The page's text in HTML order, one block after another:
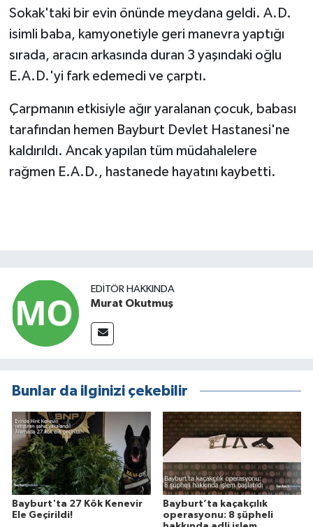
Sokak'taki bir evin önünde meydana geldi. A.D.
isimli baba, kamyonetiyle geri manevra yaptığı
sırada, aracın arkasında duran 3 yaşındaki oğlu
E.A.D.'yi fark edemedi ve çarptı.
Çarpmanın etkisiyle ağır yaralanan çocuk, babası
tarafından hemen Bayburt Devlet Hastanesi'ne
kaldırıldı. Ancak yapılan tüm müdahalelere
rağmen E.A.D., hastanede hayatını kaybetti.
EDITÖR HAKKINDA
Murat Okutmuş
Bunlar da ilginizi çekebilir
Bayburt'ta 27 Kök Kenevir
Ele Geçirildi!
Bayburt’ta kaçakçılık
operasyonu: 8 şüpheli